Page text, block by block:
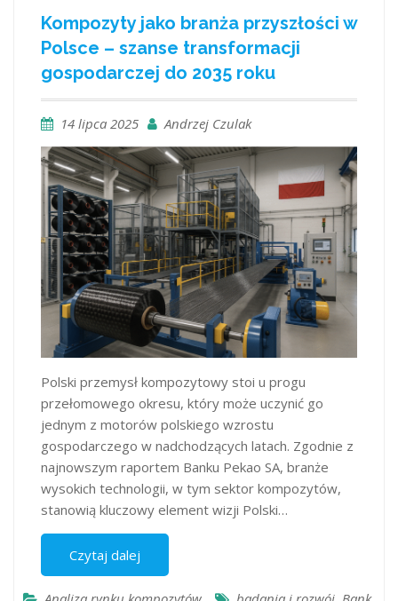
Kompozyty jako branża przyszłości w
Polsce – szanse transformacji
gospodarczej do 2035 roku
14 lipca 2025 Andrzej Czulak
Polski przemysł kompozytowy stoi u progu
przełomowego okresu, który może uczynić go
jednym z motorów polskiego wzrostu
gospodarczego w nadchodzących latach. Zgodnie z
najnowszym raportem Banku Pekao SA, branże
wysokich technologii, w tym sektor kompozytów,
stanowią kluczowy element wizji Polski…
Czytaj dalej